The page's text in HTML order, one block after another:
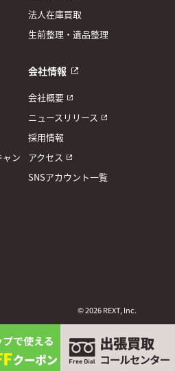
法人在庫買取
生前整理・遺品整理
ン
会社情報
会社概要
ニュースリリース
採用情報
アクセス
SNSアカウント一覧
© 2026 REXT, Inc.